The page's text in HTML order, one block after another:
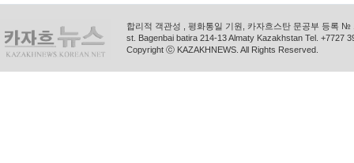
합리적 객관성 , 평화통일 기원, 카자흐스탄 문공부 등록
st. Bagenbai batira 214-13 Almaty Kazakhstan Tel. +7727
Copyright ⓒ KAZAKHNEWS. All Rights Reserved.